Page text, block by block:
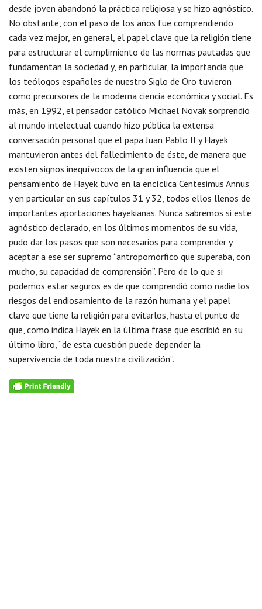
desde joven abandonó la práctica religiosa y se hizo agnóstico.
No obstante, con el paso de los años fue comprendiendo
cada vez mejor, en general, el papel clave que la religión tiene
para estructurar el cumplimiento de las normas pautadas que
fundamentan la sociedad y, en particular, la importancia que
los teólogos españoles de nuestro Siglo de Oro tuvieron
como precursores de la moderna ciencia económica y social. Es
más, en 1992, el pensador católico Michael Novak sorprendió
al mundo intelectual cuando hizo pública la extensa
conversación personal que el papa Juan Pablo II y Hayek
mantuvieron antes del fallecimiento de éste, de manera que
existen signos inequívocos de la gran influencia que el
pensamiento de Hayek tuvo en la encíclica Centesimus Annus
y en particular en sus capítulos 31 y 32, todos ellos llenos de
importantes aportaciones hayekianas. Nunca sabremos si este
agnóstico declarado, en los últimos momentos de su vida,
pudo dar los pasos que son necesarios para comprender y
aceptar a ese ser supremo “antropomórfico que superaba, con
mucho, su capacidad de comprensión”. Pero de lo que si
podemos estar seguros es de que comprendió como nadie los
riesgos del endiosamiento de la razón humana y el papel
clave que tiene la religión para evitarlos, hasta el punto de
que, como indica Hayek en la última frase que escribió en su
último libro, “de esta cuestión puede depender la
supervivencia de toda nuestra civilización”.